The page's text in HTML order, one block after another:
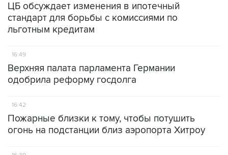
ЦБ обсуждает изменения в ипотечный
стандарт для борьбы с комиссиями по
льготным кредитам
16:49
Верхняя палата парламента Германии
одобрила реформу госдолга
16:42
Пожарные близки к тому, чтобы потушить
огонь на подстанции близ аэропорта Хитроу